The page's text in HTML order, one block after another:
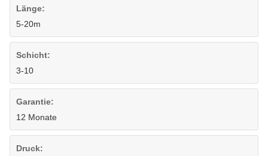
Länge:
5-20m
Schicht:
3-10
Garantie:
12 Monate
Druck: